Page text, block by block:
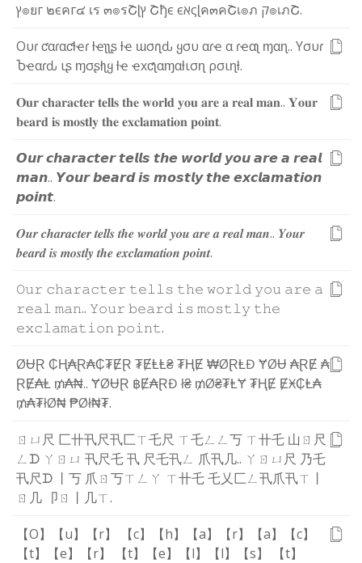
ץ๏ยг๒єคг๔ เร ๓๏รՇɭץ Շђє єאςɭค๓คՇเ๏ภ ק๏เภՇ.
Oυɾƈαɾαƈƚҽɾƚҽʅʅʂƚҽ ɯσɾʅԃ ყσυ αɾҽ α ɾҽαʅ ɱαɳ.. Yσυɾ
Ⴆҽαɾԃ ιʂ ɱσʂƚʅყƚҽ ҽxƈʅαɱαƚισɳ ρσιɳƚ.
𝐎𝐮𝐫𝐜𝐡𝐚𝐫𝐚𝐜𝐭𝐞𝐫𝐭𝐞𝐥𝐥𝐬𝐭𝐡𝐞𝐰𝐨𝐫𝐥𝐝𝐲𝐨𝐮𝐚𝐫𝐞𝐚𝐫𝐞𝐚𝐥𝐦𝐚𝐧.. 𝐘𝐨𝐮𝐫
𝐛𝐞𝐚𝐫𝐝𝐢𝐬𝐦𝐨𝐬𝐭𝐥𝐲𝐭𝐡𝐞𝐞𝐱𝐜𝐥𝐚𝐦𝐚𝐭𝐢𝐨𝐧𝐩𝐨𝐢𝐧𝐭.
𝙊𝙪𝙧𝙘𝙝𝙖𝙧𝙖𝙘𝙩𝙚𝙧𝙩𝙚𝙡𝙡𝙨 𝙩𝙝𝙚 𝙬𝙤𝙧𝙡𝙙 𝙮𝙤𝙪𝙖𝙧𝙚𝙖 𝙧𝙚𝙖𝙡
𝙢𝙖𝙣.. 𝙔𝙤𝙪𝙧𝙗𝙚𝙖𝙧𝙙𝙞𝙨 𝙢𝙤𝙨𝙩𝙡𝙮𝙩𝙝𝙚𝙚𝙭𝙘𝙡𝙖𝙢𝙖𝙩𝙞𝙤𝙣
𝙥𝙤𝙞𝙣𝙩.
𝑶𝒖𝒓𝒄𝒉𝒂𝒓𝒂𝒄𝒕𝒆𝒓𝒕𝒆𝒍𝒍𝒔𝒕𝒉𝒆𝒘𝒐𝒓𝒍𝒅𝒚𝒐𝒖 𝒂𝒓𝒆𝒂 𝒓𝒆𝒂𝒍𝒎𝒂𝒏.. 𝒀𝒐𝒖𝒓
𝒃𝒆𝒂𝒓𝒅𝒊𝒔𝒎𝒐𝒔𝒕𝒍𝒚𝒕𝒉𝒆𝒆𝒙𝒄𝒍𝒂𝒎𝒂𝒕𝒊𝒐𝒏 𝒑𝒐𝒊𝒏𝒕.
𝙾𝚞𝚛 𝚌𝚑𝚊𝚛𝚊𝚌𝚝𝚎𝚛 𝚝𝚎𝚕𝚕𝚜 𝚝𝚑𝚎 𝚠𝚘𝚛𝚕𝚍 𝚢𝚘𝚞 𝚊𝚛𝚎 𝚊
𝚛𝚎𝚊𝚕 𝚖𝚊𝚗.. 𝚈𝚘𝚞𝚛 𝚋𝚎𝚊𝚛𝚍 𝚒𝚜 𝚖𝚘𝚜𝚝𝚕𝚢 𝚝𝚑𝚎
𝚎𝚡𝚌𝚕𝚊𝚖𝚊𝚝𝚒𝚘𝚗 𝚙𝚘𝚒𝚗𝚝.
ØɄⱤ ₵Ⱨ₳Ɽ₳₵₮ɆⱤ ₮ɆⱠⱠ₴₮ⱧɆ ₩ØⱤⱠĐ ɎØɄ₳ⱤɆ ₳
ⱤɆ₳Ⱡ ₥₳₦.. ɎØɄⱤ ฿Ɇ₳ⱤĐ ł₴ ₥Ø₴₮ⱠɎ₮ⱧɆ ɆӾ₵Ⱡ₳
₥₳₮łØ₦₱Øł₦₮.
ㄖ ㄩ 尺 匚卄卂尺卂匚ㄒ乇尺 ㄒ乇ㄥ ㄥ丂 ㄒ卄乇 山ㄖ 尺
ㄥᗪ ㄚ ㄖ ㄩ 卂尺乇卂 尺乇卂ㄥ 爪卂几.. ㄚ ㄖ ㄩ 尺 乃乇
卂尺ᗪ 丨 丂 爪ㄖ 丂ㄒ ㄥ ㄚ ㄒ卄乇乇乂匚ㄥ卂爪卂ㄒ 丨
ㄖ 几 卩ㄖ 丨 几ㄒ.
【O】 【u】 【r】 【c】 【h】 【a】 【r】 【a】
【c】
【t】
【e】 【r】 【t】 【e】 【l】 【l】 【s】 【t】